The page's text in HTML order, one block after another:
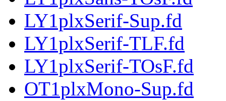
LY1plxSerif-Sup.fd
LY1plxSerif-TLF.fd
LY1plxSerif-TOsF.fd
OT1plxMono-Sup.fd